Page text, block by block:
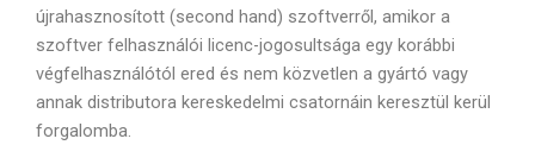
újrahasznosított (second hand) szoftverről, amikor a
szoftver felhasználói licenc-jogosultsága egy korábbi
végfelhasználótól ered és nem közvetlen a gyártó vagy
annak distributora kereskedelmi csatornáin keresztül kerül
forgalomba.